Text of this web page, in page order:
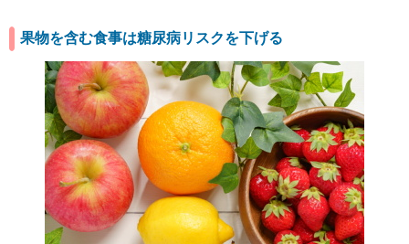
果物を含む食事は糖尿病リスクを下げる